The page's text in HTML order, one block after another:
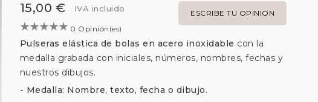
15,00 €
ESCRIBE TU OPINION
IVA incluido
0 Opinión(es)
Pulseras elástica de bolas en acero inoxidable con la
medalla grabada con iniciales, números, nombres, fechas y
nuestros dibujos.
- Medalla: Nombre, texto, fecha o dibujo.